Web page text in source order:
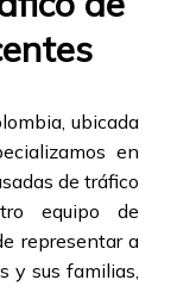
ubicada
en
de tráfico
equipo de
representar a
y sus familias,